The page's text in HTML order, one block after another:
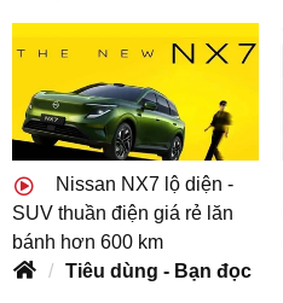
Nissan NX7 lộ diện -
SUV thuần điện giá rẻ lăn
bánh hơn 600 km
Tiêu dùng - Bạn đọc